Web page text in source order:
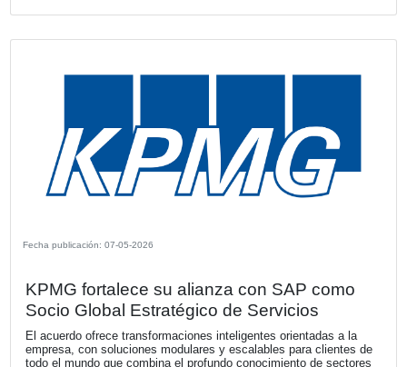
Fecha publicación: 18-05-2026
Webinar "De la Promesa al Impacto:
empresas a realizarse el jueves 4 de junio a las 12:00.
VER MÁS